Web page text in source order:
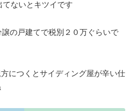
ないとキツイです
の戸建てで税別２０万ぐらいで
につくとサイディング屋が辛い仕